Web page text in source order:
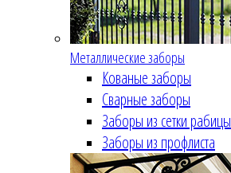
Металлические заборы
Кованые заборы
Сварные заборы
Заборы из сетки рабицы
Заборы из профлиста